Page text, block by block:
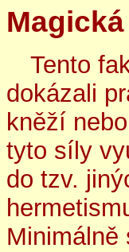
Tento
dokázali
kněží
tyto síly
do tzv.